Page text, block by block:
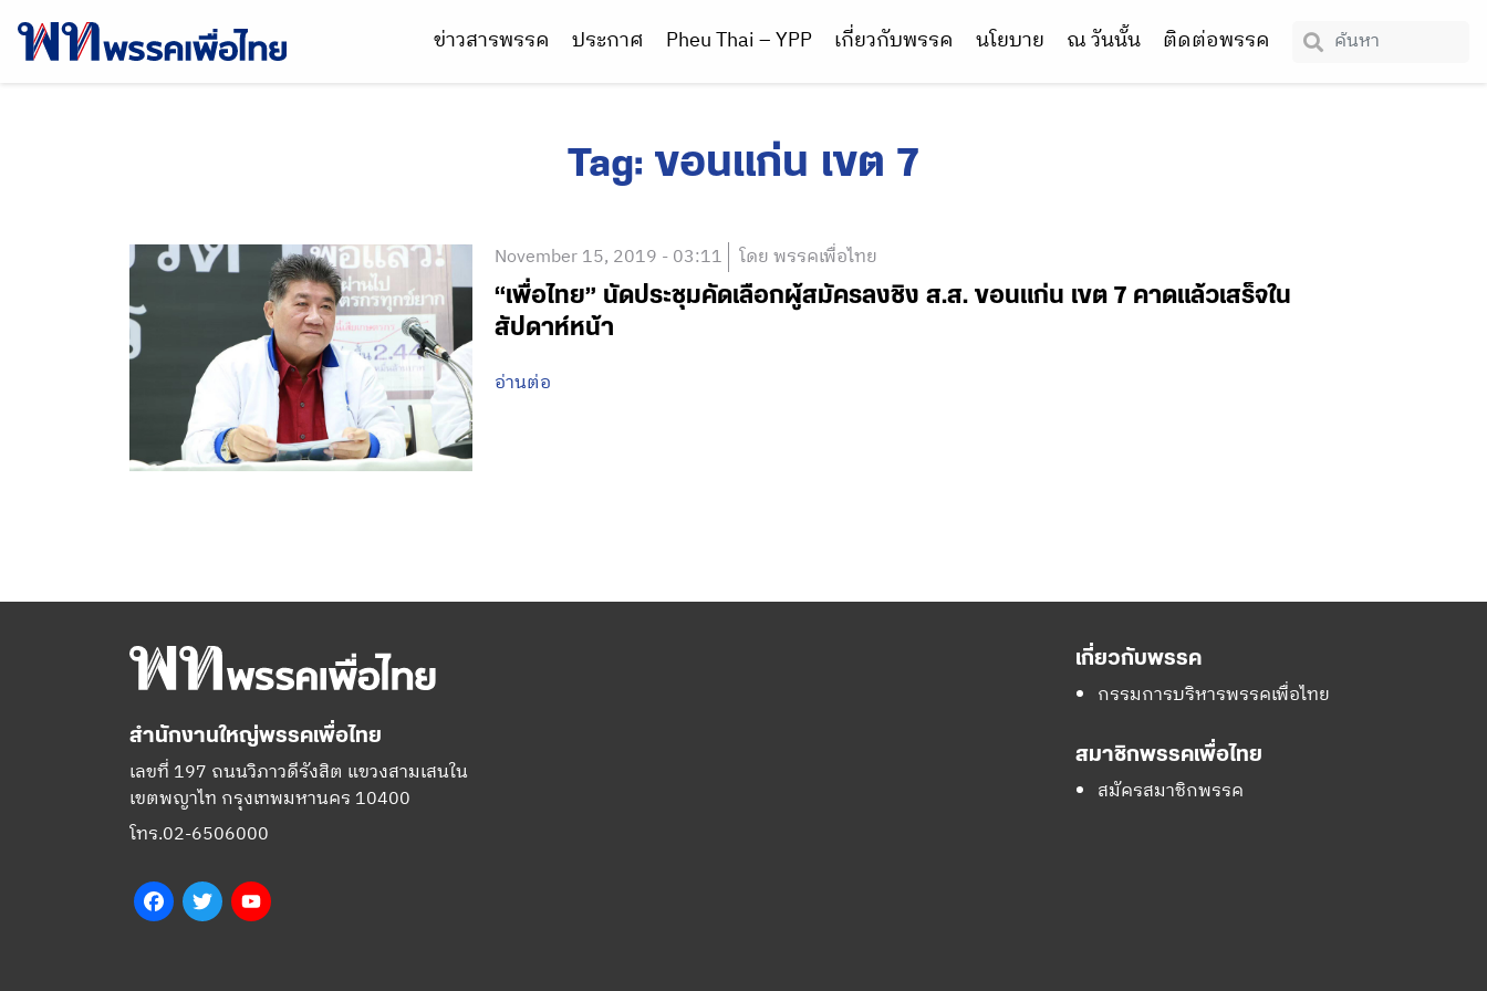
ข่าวสารพรรค ประกาศ Pheu Thai – YPP เกี่ยวกับพรรค นโยบาย ณ วันนั้น ติดต่อพรรค
Tag: ขอนแก่น เขต 7
November 15, 2019 - 03:11 โดย พรรคเพื่อไทย
“เพื่อไทย” นัดประชุมคัดเลือกผู้สมัครลงชิง ส.ส. ขอนแก่น เขต 7 คาดแล้วเสร็จใน
สัปดาห์หน้า
อ่านต่อ
สำนักงานใหญ่พรรคเพื่อไทย
เลขที่ 197 ถนนวิภาวดีรังสิต แขวงสามเสนใน
เขตพญาไท กรุงเทพมหานคร 10400
โทร.02-6506000
FacebookTwitter
เกี่ยวกับพรรค
กรรมการบริหารพรรคเพื่อไทย
สมาชิกพรรคเพื่อไทย
สมัครสมาชิกพรรค